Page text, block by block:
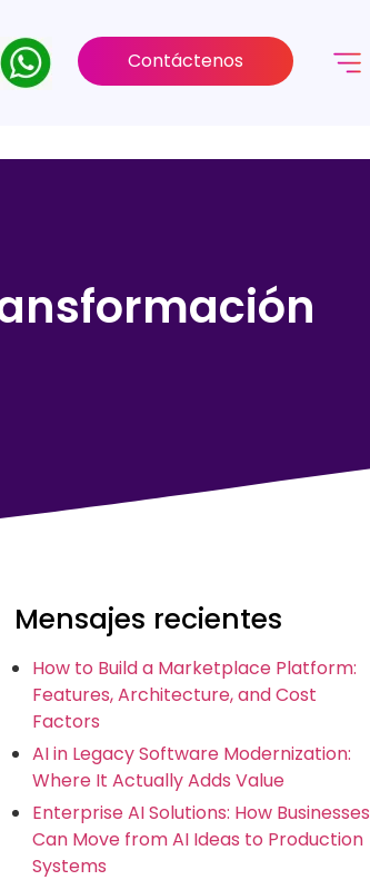
Contáctenos
Mensajes recientes
How to Build a Marketplace Platform:
Features, Architecture, and Cost
Factors
AI in Legacy Software Modernization:
Where It Actually Adds Value
Enterprise AI Solutions: How Businesses
Can Move from AI Ideas to Production
Systems